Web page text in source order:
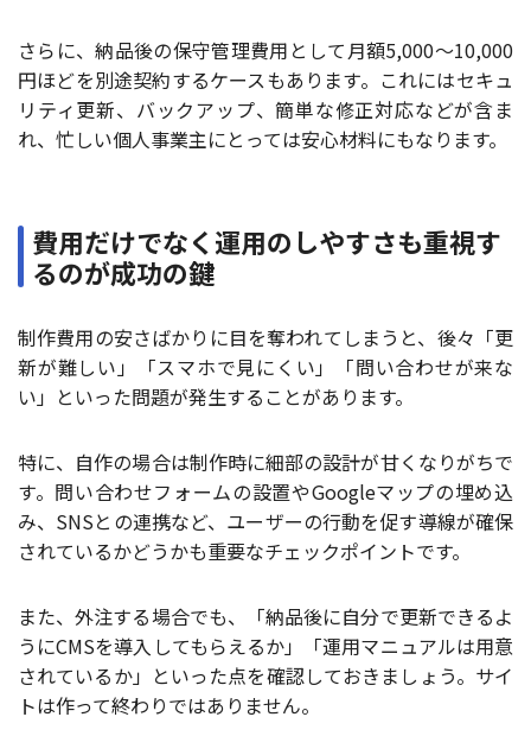
さらに、納品後の保守管理費用として月額5,000〜10,000
円ほどを別途契約するケースもあります。これにはセキュ
リティ更新、バックアップ、簡単な修正対応などが含ま
れ、忙しい個人事業主にとっては安心材料にもなります。
費用だけでなく運用のしやすさも重視す
るのが成功の鍵
制作費用の安さばかりに目を奪われてしまうと、後々「更
新が難しい」「スマホで見にくい」「問い合わせが来な
い」といった問題が発生することがあります。
特に、自作の場合は制作時に細部の設計が甘くなりがちで
す。問い合わせフォームの設置やGoogleマップの埋め込
み、SNSとの連携など、ユーザーの行動を促す導線が確保
されているかどうかも重要なチェックポイントです。
また、外注する場合でも、「納品後に自分で更新できるよ
うにCMSを導入してもらえるか」「運用マニュアルは用意
されているか」といった点を確認しておきましょう。サイ
トは作って終わりではありません。